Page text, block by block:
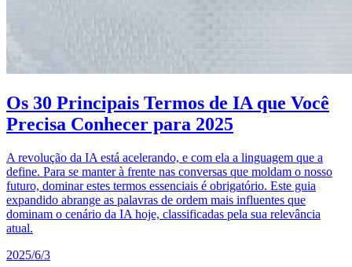
Os 30 Principais Termos de IA que Você
Precisa Conhecer para 2025
A revolução da IA está acelerando, e com ela a linguagem que a
define. Para se manter à frente nas conversas que moldam o nosso
futuro, dominar estes termos essenciais é obrigatório. Este guia
expandido abrange as palavras de ordem mais influentes que
dominam o cenário da IA hoje, classificadas pela sua relevância
atual.
2025/6/3